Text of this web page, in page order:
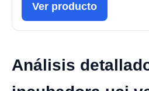
Ver producto
Análisis